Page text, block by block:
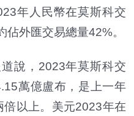
年人民幣在莫斯科交
外匯交易總量42%。
說，2023年莫斯科交
萬億盧布，是上一年
以上。美元2023年在